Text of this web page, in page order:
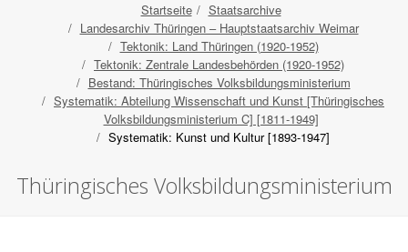
Startseite
Staatsarchive
Landesarchiv Thüringen – Hauptstaatsarchiv Weimar
Tektonik: Land Thüringen (1920-1952)
Tektonik: Zentrale Landesbehörden (1920-1952)
Bestand: Thüringisches Volksbildungsministerium
Systematik: Abteilung Wissenschaft und Kunst [Thüringisches
Volksbildungsministerium C] [1811-1949]
Systematik: Kunst und Kultur [1893-1947]
Thüringisches Volksbildungsministerium